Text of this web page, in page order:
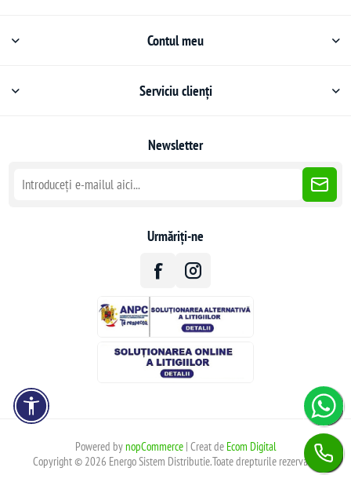
Contul meu
Serviciu clienți
Newsletter
Urmăriți-ne
Powered bynopCommerce| Creat de Ecom Digital
Copyright © 2026 Energo Sistem Distributie.Toate drepturile rezervate.